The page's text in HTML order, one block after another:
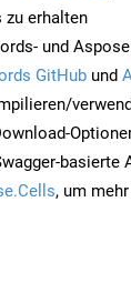
zu erhalten
und
GitHub und
basierte
, um